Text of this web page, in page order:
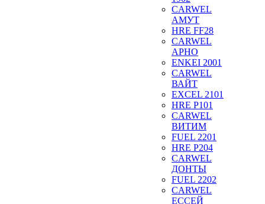
CARWEL
АМУТ
HRE FF28
CARWEL
АРНО
ENKEI 2001
CARWEL
ВАЙТ
EXCEL 2101
HRE P101
CARWEL
ВИТИМ
FUEL 2201
HRE P204
CARWEL
ДОНТЫ
FUEL 2202
CARWEL
ЕССЕЙ